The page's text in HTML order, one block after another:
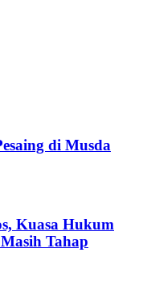
di Musda
Kuasa Hukum
Tahap